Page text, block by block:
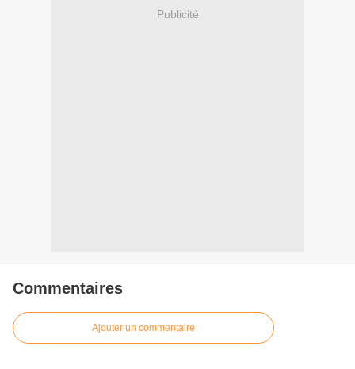
Publicité
Commentaires
Ajouter un commentaire